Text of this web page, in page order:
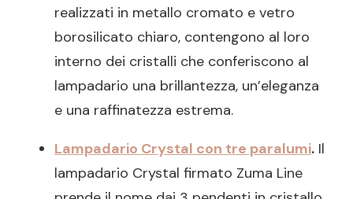
realizzati in metallo cromato e vetro
borosilicato chiaro, contengono al loro
interno dei cristalli che conferiscono al
lampadario una brillantezza, un’eleganza
e una raffinatezza estrema.
Lampadario Crystal con tre paralumi. Il
lampadario Crystal firmato Zuma Line